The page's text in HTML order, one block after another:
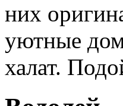
них
уютные
халат.